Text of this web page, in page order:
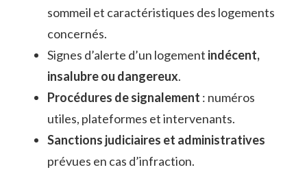
sommeil et caractéristiques des logements
concernés.
Signes d’alerte d’un logement indécent,
insalubre ou dangereux.
Procédures de signalement : numéros
utiles, plateformes et intervenants.
Sanctions judiciaires et administratives
prévues en cas d’infraction.